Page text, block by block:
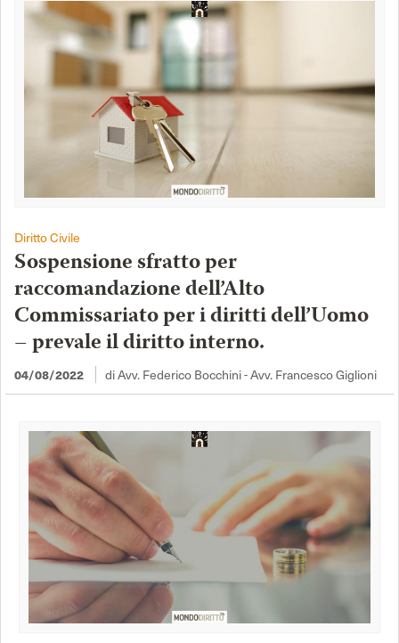
Diritto Civile
Sospensione sfratto per
raccomandazione dell’Alto
Commissariato per i diritti dell’Uomo
– prevale il diritto interno.
04/08/2022 di Avv. Federico Bocchini - Avv. Francesco Giglioni